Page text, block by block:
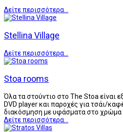
Δείτε περισσότερα...
Stellina Village
Δείτε περισσότερα...
Stoa rooms
Όλα τα στούντιο στο The Stoa είναι
DVD player και παροχές για τσάι/
διακόσμηση με υφάσματα στο χρώμα
Δείτε περισσότερα...